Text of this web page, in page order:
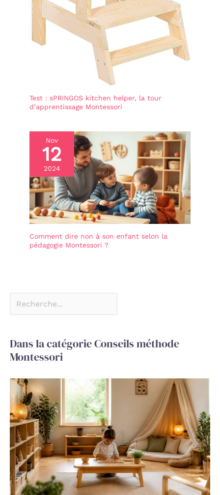
paquets avant de
commencer le montage.
Si vous recevez un
produit endommagé, rayé
ou avec des pièces
manquantes, contactez-
nous immédiatement :
Test : sPRINGOS kitchen helper, la tour
d’apprentissage Montessori
Nov
12
2024
Comment dire non à son enfant selon la
pédagogie Montessori ?
Dans la catégorie Conseils méthode
Montessori